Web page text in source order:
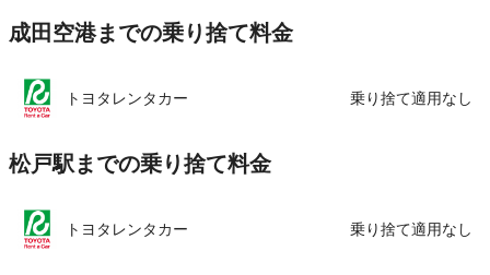
店舗詳細 店舗詳細ページはこちら
成田空港までの乗り捨て料金
トヨタレンタカー 乗り捨て適用なし
松戸駅までの乗り捨て料金
トヨタレンタカー 乗り捨て適用なし